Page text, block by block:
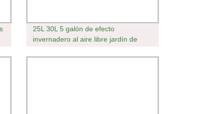
25L 30L 5 galón de efecto
invernadero al aire libre jardín de
Cuadrado redondeado vivero maceta